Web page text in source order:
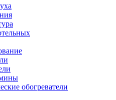
обогреватели